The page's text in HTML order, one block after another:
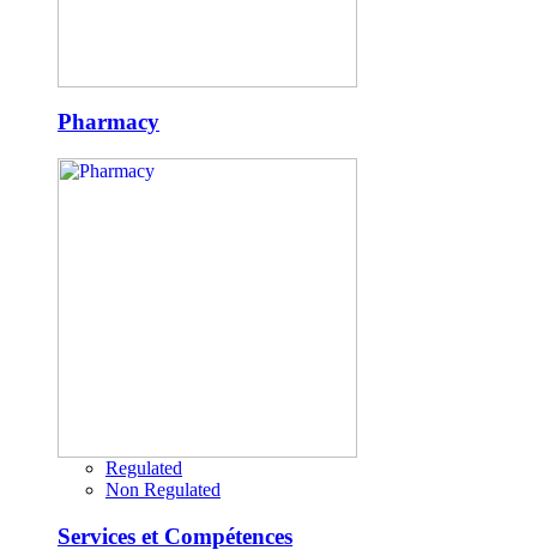
Pharmacy
Regulated
Non Regulated
Services et Compétences